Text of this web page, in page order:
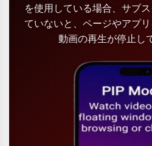
を使用している場合、サブ
ていないと、ページやアプ
動画の再生が停止し